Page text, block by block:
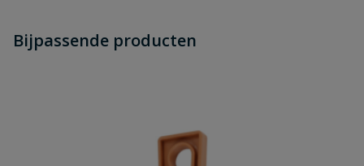
product?
Schrijf zelf een beoordeling
Bijpassende producten